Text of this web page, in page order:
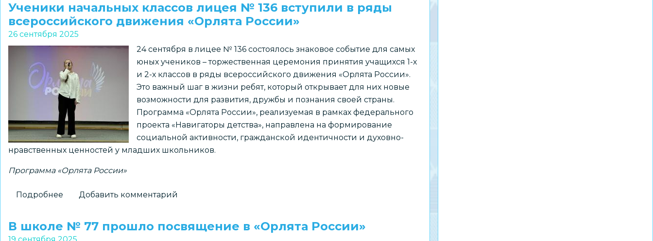
сада
№
398
«Ласточка»
стали
Орлятами
России
Ученики начальных классов лицея № 136 вступили в ряды
всероссийского движения «Орлята России»
26 сентября 2025
24 сентября в лицее № 136 состоялось знаковое событие для самых
юных учеников – торжественная церемония принятия учащихся 1-х
и 2-х классов в ряды всероссийского движения «Орлята России».
Это важный шаг в жизни ребят, который открывает для них новые
возможности для развития, дружбы и познания своей страны.
Программа «Орлята России», реализуемая в рамках федерального
проекта «Навигаторы детства», направлена на формирование
социальной активности, гражданской идентичности и духовно-
нравственных ценностей у младших школьников.
Программа «Орлята России»
Подробнее
начальных
классов
Добавить комментарий
В школе № 77 прошло посвящение в «Орлята России»